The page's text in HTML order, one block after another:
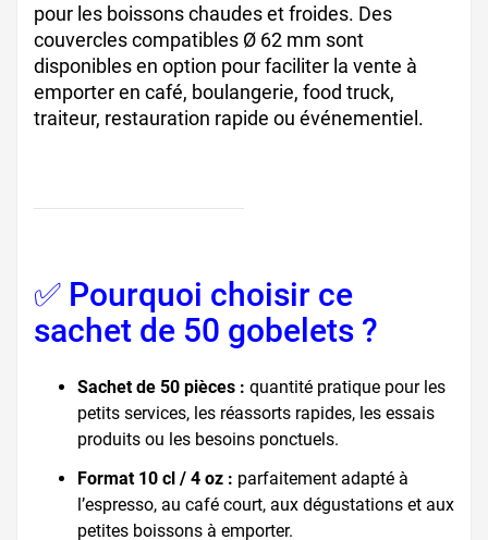
pour les boissons chaudes et froides. Des
couvercles compatibles Ø 62 mm sont
disponibles en option pour faciliter la vente à
emporter en café, boulangerie, food truck,
traiteur, restauration rapide ou événementiel.
✅ Pourquoi choisir ce
sachet de 50 gobelets ?
Sachet de 50 pièces : quantité pratique pour les
petits services, les réassorts rapides, les essais
produits ou les besoins ponctuels.
Format 10 cl / 4 oz : parfaitement adapté à
l’espresso, au café court, aux dégustations et aux
petites boissons à emporter.